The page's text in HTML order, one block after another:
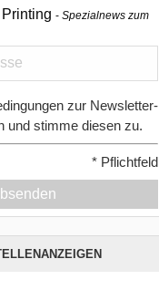
Printing Spezialnews zum
zur Newsletter-
und stimme diesen zu.
* Pflichtfeld